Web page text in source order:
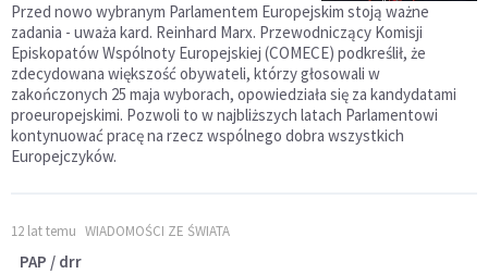
Przed nowo wybranym Parlamentem Europejskim stoją ważne
zadania - uważa kard. Reinhard Marx. Przewodniczący Komisji
Episkopatów Wspólnoty Europejskiej (COMECE) podkreślił, że
zdecydowana większość obywateli, którzy głosowali w
zakończonych 25 maja wyborach, opowiedziała się za kandydatami
proeuropejskimi. Pozwoli to w najbliższych latach Parlamentowi
kontynuować pracę na rzecz wspólnego dobra wszystkich
Europejczyków.
12 lat temu WIADOMOŚCI ZE ŚWIATA
PAP / drr